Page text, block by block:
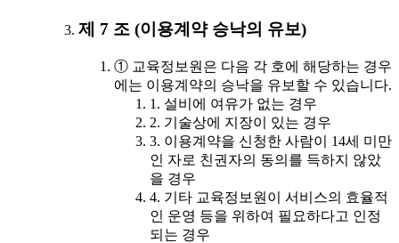
제 7 조 (이용계약 승낙의 유보)
① 교육정보원은 다음 각 호에 해당하는 경우
에는 이용계약의 승낙을 유보할 수 있습니다.
1. 설비에 여유가 없는 경우
2. 기술상에 지장이 있는 경우
3. 이용계약을 신청한 사람이 14세 미만
인 자로 친권자의 동의를 득하지 않았
을 경우
4. 기타 교육정보원이 서비스의 효율적
인 운영 등을 위하여 필요하다고 인정
되는 경우